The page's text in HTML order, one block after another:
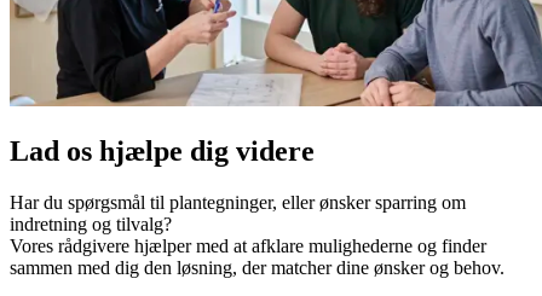
Lad os hjælpe dig videre
Har du spørgsmål til plantegninger, eller ønsker sparring om
indretning og tilvalg?
Vores rådgivere hjælper med at afklare mulighederne og finder
sammen med dig den løsning, der matcher dine ønsker og behov.